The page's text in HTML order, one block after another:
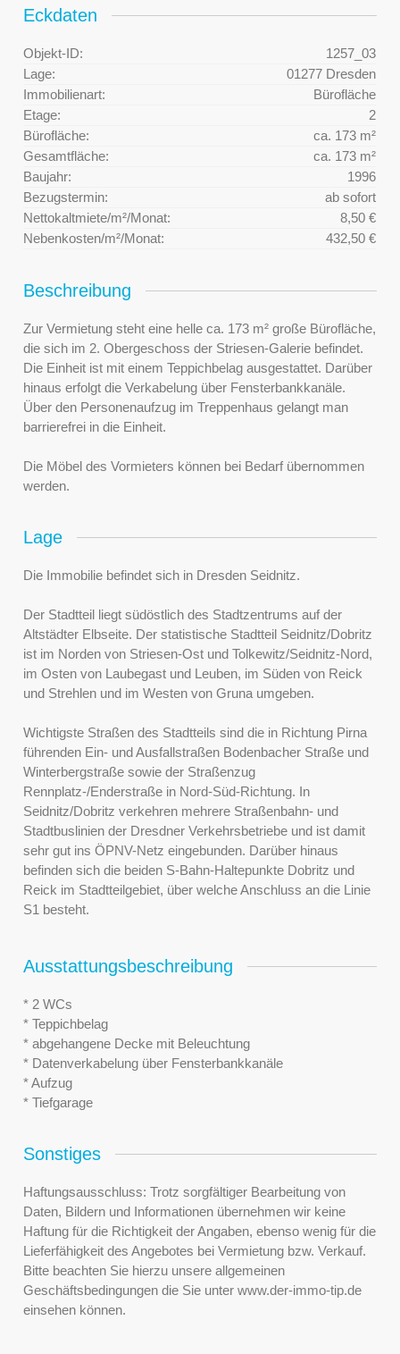
Eckdaten
Objekt-ID:
1257_03
Lage:
01277 Dresden
Immobilienart:
Bürofläche
Etage:
2
Bürofläche:
ca. 173 m²
Gesamtfläche:
ca. 173 m²
Baujahr:
1996
Bezugstermin:
ab sofort
Nettokaltmiete/m²/Monat:
8,50 €
Nebenkosten/m²/Monat:
432,50 €
Beschreibung
Zur Vermietung steht eine helle ca. 173 m² große Bürofläche,
die sich im 2. Obergeschoss der Striesen-Galerie befindet.
Die Einheit ist mit einem Teppichbelag ausgestattet. Darüber
hinaus erfolgt die Verkabelung über Fensterbankkanäle.
Über den Personenaufzug im Treppenhaus gelangt man
barrierefrei in die Einheit.
Die Möbel des Vormieters können bei Bedarf übernommen
werden.
Lage
Die Immobilie befindet sich in Dresden Seidnitz.
Der Stadtteil liegt südöstlich des Stadtzentrums auf der
Altstädter Elbseite. Der statistische Stadtteil Seidnitz/Dobritz
ist im Norden von Striesen-Ost und Tolkewitz/Seidnitz-Nord,
im Osten von Laubegast und Leuben, im Süden von Reick
und Strehlen und im Westen von Gruna umgeben.
Wichtigste Straßen des Stadtteils sind die in Richtung Pirna
führenden Ein- und Ausfallstraßen Bodenbacher Straße und
Winterbergstraße sowie der Straßenzug
Rennplatz-/Enderstraße in Nord-Süd-Richtung. In
Seidnitz/Dobritz verkehren mehrere Straßenbahn- und
Stadtbuslinien der Dresdner Verkehrsbetriebe und ist damit
sehr gut ins ÖPNV-Netz eingebunden. Darüber hinaus
befinden sich die beiden S-Bahn-Haltepunkte Dobritz und
Reick im Stadtteilgebiet, über welche Anschluss an die Linie
S1 besteht.
Ausstattungsbeschreibung
* 2 WCs
* Teppichbelag
* abgehangene Decke mit Beleuchtung
* Datenverkabelung über Fensterbankkanäle
* Aufzug
* Tiefgarage
Sonstiges
Haftungsausschluss: Trotz sorgfältiger Bearbeitung von
Daten, Bildern und Informationen übernehmen wir keine
Haftung für die Richtigkeit der Angaben, ebenso wenig für die
Lieferfähigkeit des Angebotes bei Vermietung bzw. Verkauf.
Bitte beachten Sie hierzu unsere allgemeinen
Geschäftsbedingungen die Sie unter www.der-immo-tip.de
einsehen können.